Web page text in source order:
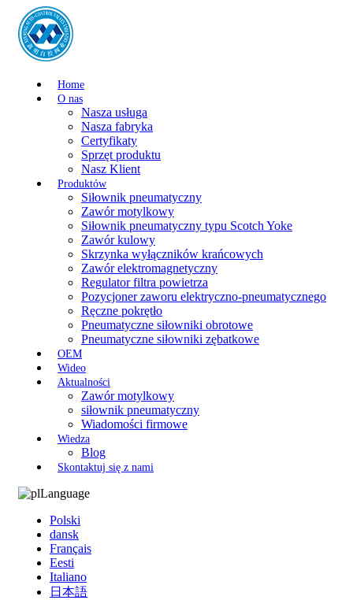
Home
O nas
Nasza usługa
Nasza fabryka
Certyfikaty
Sprzęt produktu
Nasz Klient
Produktów
Siłownik pneumatyczny
Zawór motylkowy
Siłownik pneumatyczny typu Scotch Yoke
Zawór kulowy
Skrzynka wyłączników krańcowych
Zawór elektromagnetyczny
Regulator filtra powietrza
Pozycjoner zaworu elektryczno-pneumatycznego
Ręczne pokrętło
Pneumatyczne siłowniki obrotowe
Pneumatyczne siłowniki zębatkowe
OEM
Wideo
Aktualności
Zawór motylkowy
siłownik pneumatyczny
Wiadomości firmowe
Wiedza
Blog
Skontaktuj się z nami
Language
Polski
dansk
Français
Eesti
Italiano
日本語